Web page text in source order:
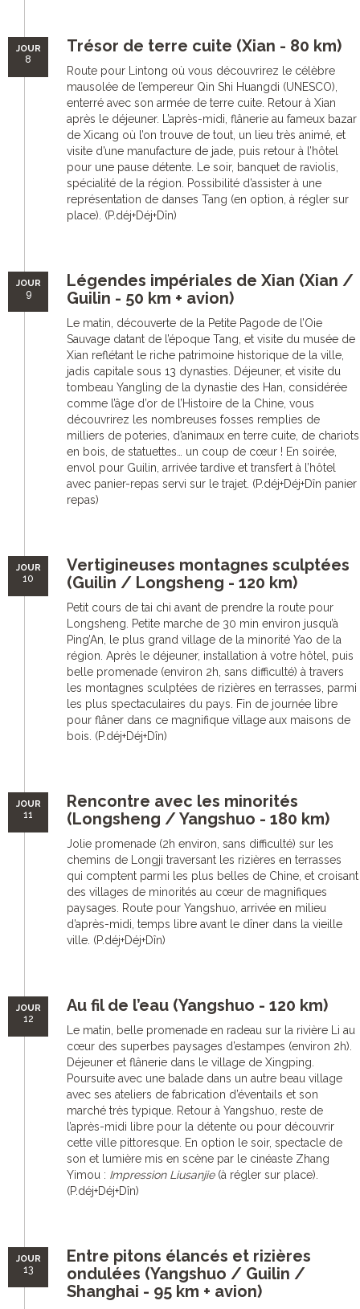
JOUR
8
Trésor de terre cuite (Xian - 80 km)
Route pour Lintong où vous découvrirez le célèbre
mausolée de l’empereur Qin Shi Huangdi (UNESCO),
enterré avec son armée de terre cuite. Retour à Xian
après le déjeuner. L’après-midi, flânerie au fameux bazar
de Xicang où l’on trouve de tout, un lieu très animé, et
visite d’une manufacture de jade, puis retour à l’hôtel
pour une pause détente. Le soir, banquet de raviolis,
spécialité de la région. Possibilité d’assister à une
représentation de danses Tang (en option, à régler sur
place). (P.déj+Déj+Dîn)
JOUR
9
Légendes impériales de Xian (Xian /
Guilin - 50 km + avion)
Le matin, découverte de la Petite Pagode de l’Oie
Sauvage datant de l’époque Tang, et visite du musée de
Xian reflétant le riche patrimoine historique de la ville,
jadis capitale sous 13 dynasties. Déjeuner, et visite du
tombeau Yangling de la dynastie des Han, considérée
comme l’âge d’or de l’Histoire de la Chine, vous
découvrirez les nombreuses fosses remplies de
milliers de poteries, d’animaux en terre cuite, de chariots
en bois, de statuettes… un coup de cœur ! En soirée,
envol pour Guilin, arrivée tardive et transfert à l’hôtel
avec panier-repas servi sur le trajet. (P.déj+Déj+Dîn panier
repas)
JOUR
10
Vertigineuses montagnes sculptées
(Guilin / Longsheng - 120 km)
Petit cours de tai chi avant de prendre la route pour
Longsheng. Petite marche de 30 min environ jusqu’à
Ping’An, le plus grand village de la minorité Yao de la
région. Après le déjeuner, installation à votre hôtel, puis
belle promenade (environ 2h, sans difficulté) à travers
les montagnes sculptées de rizières en terrasses, parmi
les plus spectaculaires du pays. Fin de journée libre
pour flâner dans ce magnifique village aux maisons de
bois. (P.déj+Déj+Dîn)
JOUR
11
Rencontre avec les minorités
(Longsheng / Yangshuo - 180 km)
Jolie promenade (2h environ, sans difficulté) sur les
chemins de Longji traversant les rizières en terrasses
qui comptent parmi les plus belles de Chine, et croisant
des villages de minorités au cœur de magnifiques
paysages. Route pour Yangshuo, arrivée en milieu
d’après-midi, temps libre avant le dîner dans la vieille
ville. (P.déj+Déj+Dîn)
JOUR
12
Au fil de l’eau (Yangshuo - 120 km)
Le matin, belle promenade en radeau sur la rivière Li au
cœur des superbes paysages d’estampes (environ 2h).
Déjeuner et flânerie dans le village de Xingping.
Poursuite avec une balade dans un autre beau village
avec ses ateliers de fabrication d’éventails et son
marché très typique. Retour à Yangshuo, reste de
l’après-midi libre pour la détente ou pour découvrir
cette ville pittoresque. En option le soir, spectacle de
son et lumière mis en scène par le cinéaste Zhang
Yimou : Impression Liusanjie(à régler sur place).
(P.déj+Déj+Dîn)
JOUR
13
Entre pitons élancés et rizières
ondulées (Yangshuo / Guilin /
Shanghai - 95 km + avion)